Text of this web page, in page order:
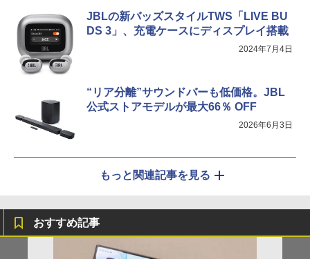
JBLの新バッズスタイルTWS「LIVE BU
DS 3」、充電ケースにディスプレイ搭載
2024年7月4日
“リア分離”サウンドバーも低価格。JBL
公式ストアモデルが最大66％ OFF
2026年6月3日
もっと関連記事を見る
おすすめ記事